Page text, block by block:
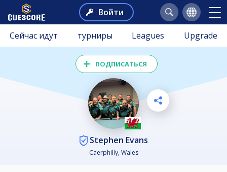
Войти
Сейчас идут турниры Leagues Upgrade
ПОДПИСАТЬСЯ
Stephen Evans
Caerphilly, Wales